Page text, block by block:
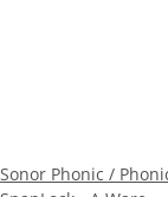
Sonor Phonic /